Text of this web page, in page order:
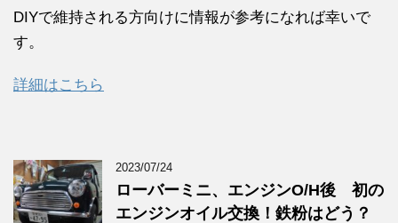
DIYで維持される方向けに情報が参考になれば幸いで
す。
詳細はこちら
2023/07/24
ローバーミニ、エンジンO/H後 初の
エンジンオイル交換！鉄粉はどう？